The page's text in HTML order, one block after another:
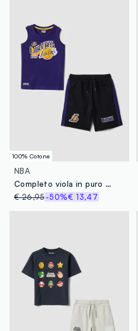
100% Cotone
NBA
Completo viola in puro cotone con top e shorts
€ 26,95-50%€ 13,47